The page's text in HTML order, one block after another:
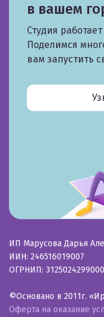
в вашем
Студия работает
Поделимся
вам запустить
ИП Марусова Дарья
ИИН: 246516019007
ОГРНИП:
©Основано в 2011г.
Оферта на оказание